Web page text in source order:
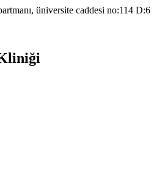
üniversite caddesi no:114 D:6